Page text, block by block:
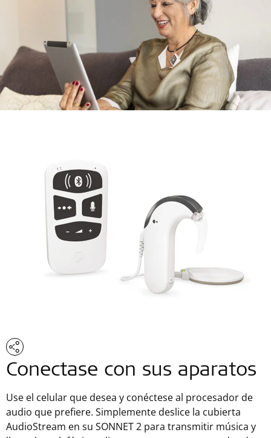
Conectase con sus aparatos
Use el celular que desea y conéctese al procesador de
audio que prefiere. Simplemente deslice la cubierta
AudioStream en su SONNET 2 para transmitir música y